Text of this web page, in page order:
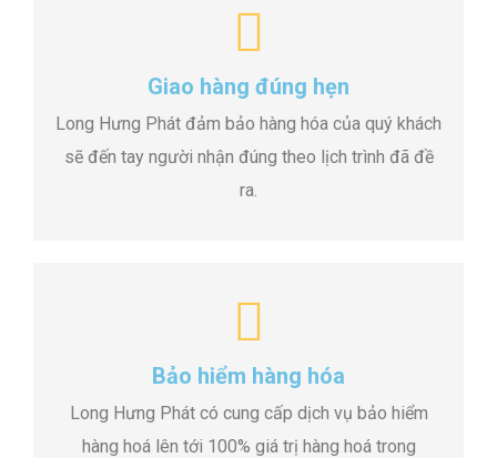
Giao hàng đúng hẹn
Long Hưng Phát đảm bảo hàng hóa của quý khách
sẽ đến tay người nhận đúng theo lịch trình đã đề
ra.
Bảo hiểm hàng hóa
Long Hưng Phát có cung cấp dịch vụ bảo hiểm
hàng hoá lên tới 100% giá trị hàng hoá trong